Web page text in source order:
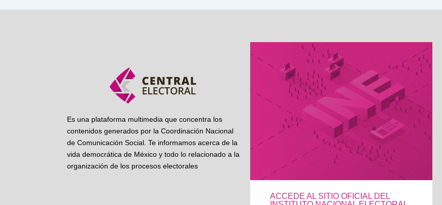
Es una plataforma multimedia que concentra los
contenidos generados por la Coordinación Nacional
de Comunicación Social. Te informamos acerca de la
vida democrática de México y todo lo relacionado a la
organización de los procesos electorales
ACCEDE AL SITIO OFICIAL DEL